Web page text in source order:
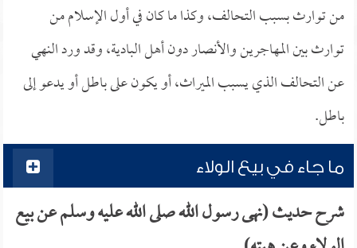
من توارث بسبب التحالف، وكذا ما كان في أول الإسلام من
توارث بين المهاجرين والأنصار دون أهل البادية، وقد ورد النهي
عن التحالف الذي يسبب الميراث، أو يكون على باطل أو يدعو إلى
باطل.
ما جاء في بيع الولاء
شرح حديث (نهى رسول الله صلى الله عليه وسلم عن بيع